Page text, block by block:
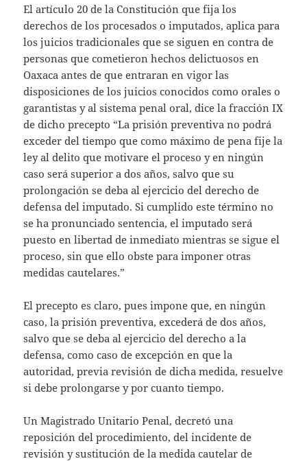
El artículo 20 de la Constitución que fija los
derechos de los procesados o imputados, aplica para
los juicios tradicionales que se siguen en contra de
personas que cometieron hechos delictuosos en
Oaxaca antes de que entraran en vigor las
disposiciones de los juicios conocidos como orales o
garantistas y al sistema penal oral, dice la fracción IX
de dicho precepto “La prisión preventiva no podrá
exceder del tiempo que como máximo de pena fije la
ley al delito que motivare el proceso y en ningún
caso será superior a dos años, salvo que su
prolongación se deba al ejercicio del derecho de
defensa del imputado. Si cumplido este término no
se ha pronunciado sentencia, el imputado será
puesto en libertad de inmediato mientras se sigue el
proceso, sin que ello obste para imponer otras
medidas cautelares.”
El precepto es claro, pues impone que, en ningún
caso, la prisión preventiva, excederá de dos años,
salvo que se deba al ejercicio del derecho a la
defensa, como caso de excepción en que la
autoridad, previa revisión de dicha medida, resuelve
si debe prolongarse y por cuanto tiempo.
Un Magistrado Unitario Penal, decretó una
reposición del procedimiento, del incidente de
revisión y sustitución de la medida cautelar de